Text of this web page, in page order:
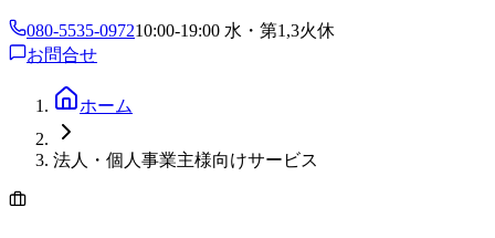
080-5535-097210:00-19:00 水・第1,3火休
お問合せ
ホーム
法人・個人事業主様向けサービス